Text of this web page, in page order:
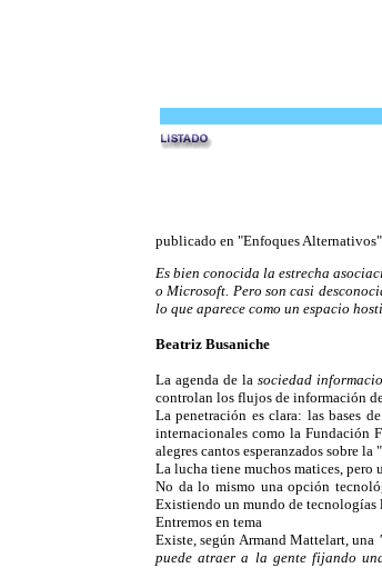
publicado en "Enfoques
Es bien conocida la estrecha
o Microsoft. Pero son casi
lo que aparece como un espacio
Beatriz Busaniche
La agenda de lasociedad
controlan los flujos de información
La penetración es clara: las bases
internacionales como la Fundación
alegres cantos esperanzados sobre
La lucha tiene muchos matices,
No da lo mismo una opción
Existiendo un mundo de
Entremos en tema
Existe, según Armand Mattelart, una
puede atraer a la gente fijando